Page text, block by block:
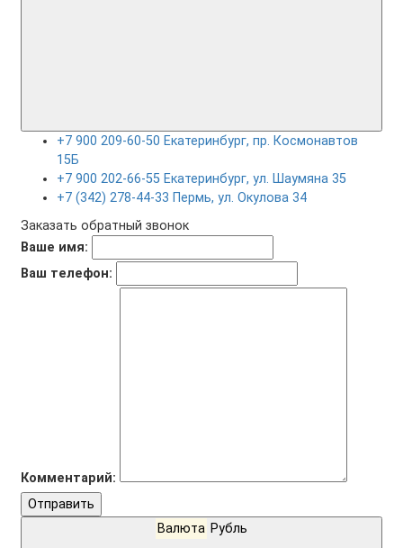
+7 900 209-60-50 Екатеринбург, пр. Космонавтов
15Б
+7 900 202-66-55 Екатеринбург, ул. Шаумяна 35
+7 (342) 278-44-33 Пермь, ул. Окулова 34
Заказать обратный звонок
Ваше имя:
Ваш телефон:
Комментарий:
Отправить
Валюта Рубль